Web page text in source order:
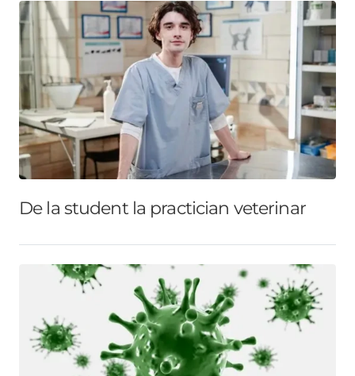
De la student la practician veterinar